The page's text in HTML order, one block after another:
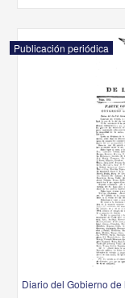
Publicación periódica
Diario del Gobierno